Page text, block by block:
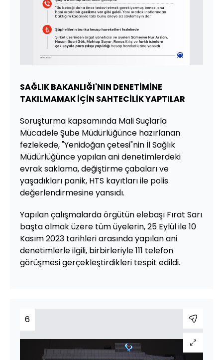
SAĞLIK BAKANLIĞI'NIN DENETİMİNE
TAKILMAMAK İÇİN SAHTECİLİK YAPTILAR
Soruşturma kapsamında Mali Suçlarla
Mücadele Şube Müdürlüğünce hazırlanan
fezlekede, "Yenidoğan çetesi"nin İl Sağlık
Müdürlüğünce yapılan ani denetimlerdeki
evrak saklama, değiştirme çabaları ve
yaşadıkları panik, HTS kayıtları ile polis
değerlendirmesine yansıdı.
Yapılan çalışmalarda örgütün elebaşı Fırat Sarı
başta olmak üzere tüm üyelerin, 25 Eylül ile 10
Kasım 2023 tarihleri arasında yapılan ani
denetimlerle ilgili, birbirleriyle 111 telefon
görüşmesi gerçekleştirdikleri tespit edildi.
6